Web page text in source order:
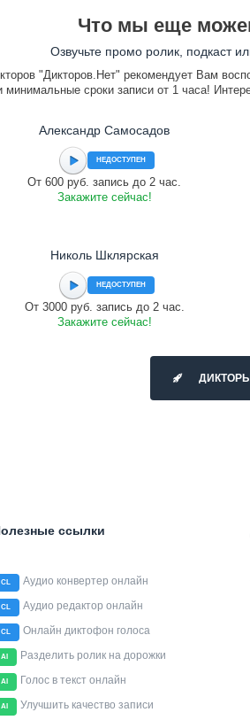
Что мы еще
Озвучьте промо ролик, подкаст
"Дикторов.Нет" рекомендует Вам
минимальные сроки записи от 1 часа!
Александр Самосадов
НЕДОСТУПЕН
От 600 руб. запись до 2 час.
Закажите сейчас!
Николь Шклярская
НЕДОСТУПЕН
От 3000 руб. запись до 2 час.
Закажите сейчас!
ссылки
CL Аудио конвертер онлайн
CL Аудио редактор онлайн
CL Онлайн диктофон голоса
AI Разделить ролик на дорожки
AI Голос в текст онлайн
AI Улучшить качество записи